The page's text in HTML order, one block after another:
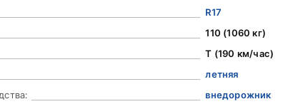
R17
110 (1060 кг)
T (190 км/час)
летняя
внедорожник